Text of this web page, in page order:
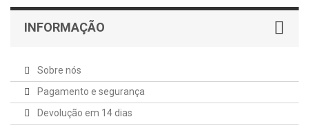
INFORMAÇÃO
Sobre nós
Pagamento e segurança
Devolução em 14 dias